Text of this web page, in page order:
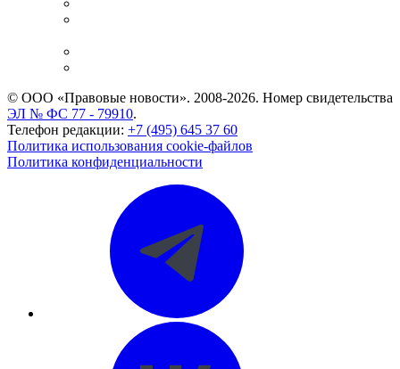
© ООО «Правовые новости». 2008-2026. Номер свидетельства
ЭЛ № ФС 77 - 79910.
Телефон редакции: +7 (495) 645 37 60
Политика использования cookie-файлов
Политика конфиденциальности